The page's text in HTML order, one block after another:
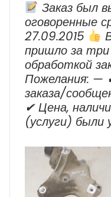
Заказ был
оговоренные
27.09.2015
пришло за
обработкой
Пожелания: —
заказа/
✔ Цена,
(услуги) были